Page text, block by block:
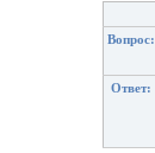
Вопрос:
Ответ: